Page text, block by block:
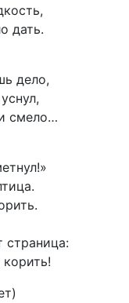
дать.
дело,
смело…